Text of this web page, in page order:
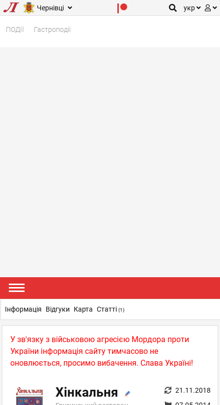
Чернівці укр
ПОДІЇ Гастроподії
У зв'язку з військовою агресією Мордора проти
України інформація сайту тимчасово не
оновлюється, просимо вибачення. Слава Україні!
Хінкальня
21.11.2018
Інформація Відгуки Карта Статті (1)